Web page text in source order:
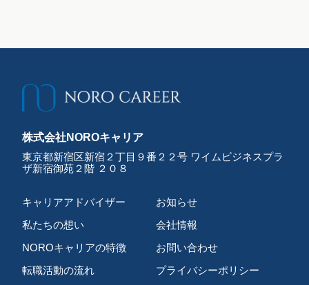
株式会社NOROキャリア
東京都新宿区新宿２丁目９番２２号 ワイムビジネスプラ
ザ新宿御苑２階 ２０８
キャリアアドバイザー
私たちの想い
NOROキャリアの特徴
転職活動の流れ
お知らせ
会社情報
お問い合わせ
プライバシーポリシー